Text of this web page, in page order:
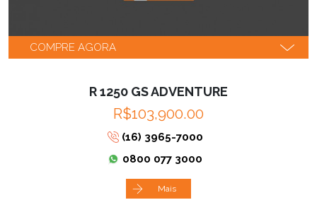
COMPRE AGORA
R 1250 GS ADVENTURE
R$103,900.00
(16) 3965-7000
0800 077 3000
Mais